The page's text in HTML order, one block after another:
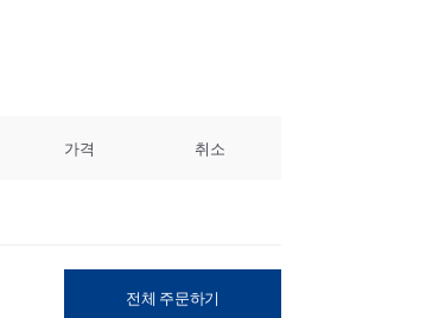
가격 취소
전체 주문하기